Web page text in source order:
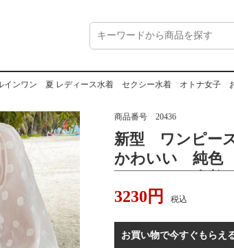
ワン 夏 レディース水着 セクシー水着 オトナ女子
商品番号 20436
新型 ワンピ
かわいい 純色
ナ女子 おしゃれ
3230 円 税込
お買い物で今すぐもらえ